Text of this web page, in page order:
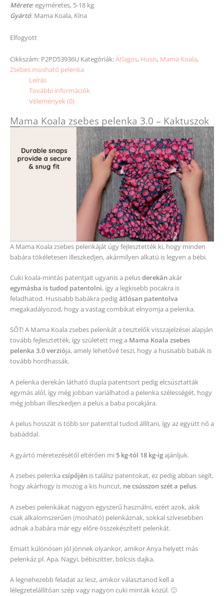
Mérete: egyméretes, 5-18 kg
Gyártó: Mama Koala, Kína
Elfogyott
Cikkszám: P2PD53936U Kategóriák:Átlagos, Husis, Mama Koala,
Zsebes mosható pelenka
Leírás
További információk
Vélemények (0)
Mama Koala zsebes pelenka 3.0 – Kaktuszok
A Mama Koala zsebes pelenkáját úgy fejlesztették ki, hogy minden
babára tökéletesen illeszkedjen, akármilyen alkatú is legyen a bébi.
Cuki koala-mintás patentjait ugyanis a pelusderekánakár
egymásba is tudod patentolni, így a legkisebb pocakra is
feladhatod. Husisabb babákra pedigátlósan patentolva
megakadályozod, hogy a vastag combikat elnyomja a pelenka.
SŐT! A Mama Koala zsebes pelenkát a tesztelők visszajelzései alapján
tovább fejlesztették, így született meg a Mama Koala zsebes
pelenka 3.0 verziója, amely lehetővé teszi, hogy a husisabb babák is
tovább hordhassák.
A pelenka derekán látható dupla patentsort pedig elcsúsztatták
egymás alól, így még jobban variálhatod a pelenka szélességét, hogy
még jobban illeszkedjen a pelus a baba pocakjára.
A pelus hosszát is több sor patenttal tudod állítani, így az együtt nő a
babáddal.
A gyártó méretezésétől eltérően mi 5 kg-tól 18 kg-igajánljuk.
A zsebes pelenka csípőjén is találsz patentokat, ez pedig abban segít,
hogy akárhogy is mozog a kis huncut, ne csússzon szét a pelus.
A zsebes pelenkákat nagyon egyszerű használni, ezért azok, akik
csak alkalomszerűen (mosható) pelenkáznak, sokkal szívesebben
adnak a babára már egy előre összekészített pelenkát.
Emiatt különösen jól jönnek olyankor, amikor Anya helyett más
pelenkáz pl. Apa, Nagyi, bébiszitter, bölcsis dajka.
A legnehezebb feladat az lesz, amikor választanod kell a
lélegzetelállítóan szép vagy nagyon cuki minták közül. 🙂